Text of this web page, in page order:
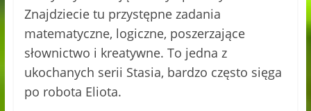
Znajdziecie tu przystępne zadania
matematyczne, logiczne, poszerzające
słownictwo i kreatywne. To jedna z
ukochanych serii Stasia, bardzo często sięga
po robota Eliota.